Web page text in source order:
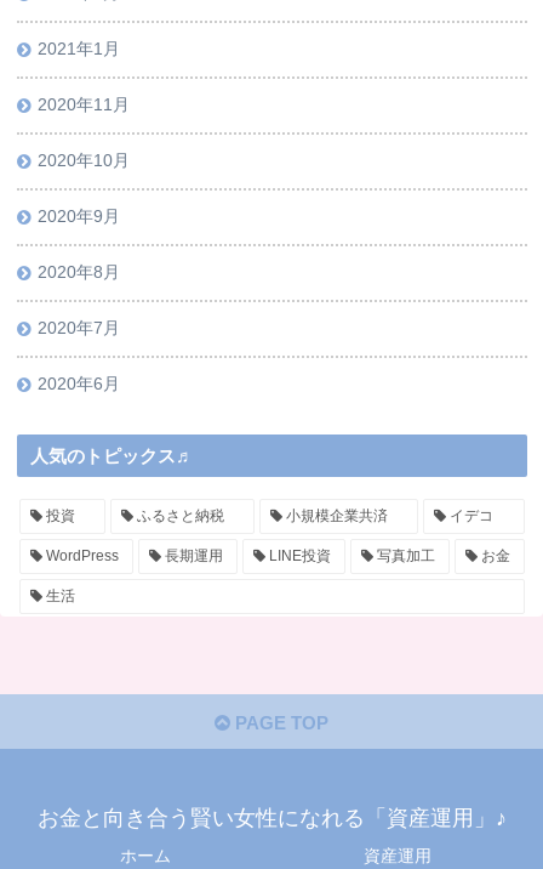
2021年1月
2020年11月
2020年10月
2020年9月
2020年8月
2020年7月
2020年6月
人気のトピックス♬
投資 ふるさと納税 小規模企業共済 イデコ
WordPress 長期運用 LINE投資 写真加工 お金
生活
PAGE TOP
お金と向き合う賢い女性になれる「資産運用」♪
ホーム 資産運用